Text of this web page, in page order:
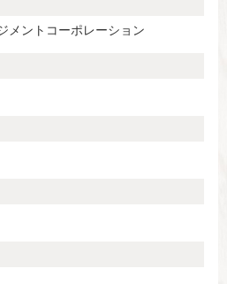
メントコーポレーション